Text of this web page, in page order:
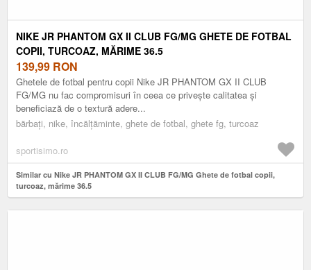
NIKE JR PHANTOM GX II CLUB FG/MG GHETE DE FOTBAL
COPII, TURCOAZ, MĂRIME 36.5
139,99 RON
Ghetele de fotbal pentru copii Nike JR PHANTOM GX II CLUB
FG/MG nu fac compromisuri în ceea ce privește calitatea și
beneficiază de o textură adere...
bărbați, nike, încălțăminte, ghete de fotbal, ghete fg, turcoaz
sportisimo.ro
Similar cu Nike JR PHANTOM GX II CLUB FG/MG Ghete de fotbal copii,
turcoaz, mărime 36.5